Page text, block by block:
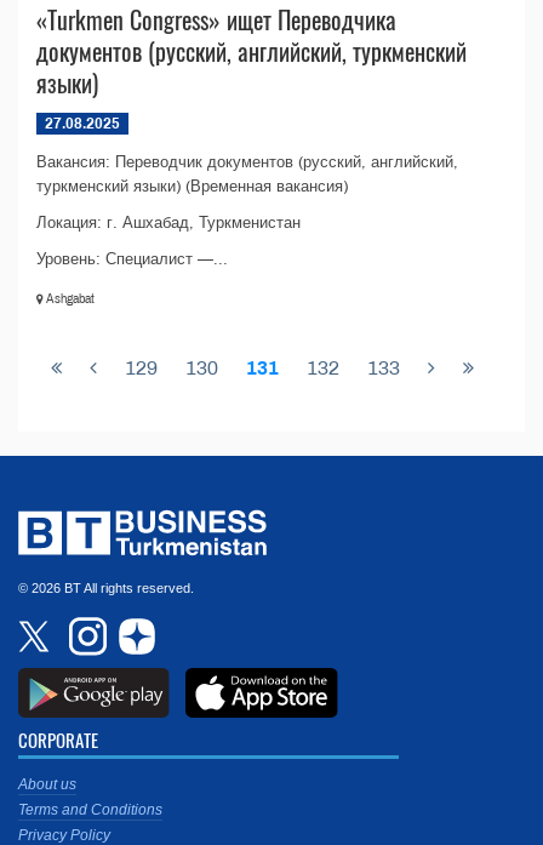
«Turkmen Congress» ищет Переводчика
документов (русский, английский, туркменский
языки)
27.08.2025
Вакансия: Переводчик документов (русский, английский,
туркменский языки) (Временная вакансия)
Локация: г. Ашхабад, Туркменистан
Уровень: Специалист —...
Ashgabat
129 130 131 132 133
© 2026 BT All rights reserved.
CORPORATE
About us
Terms and Conditions
Privacy Policy